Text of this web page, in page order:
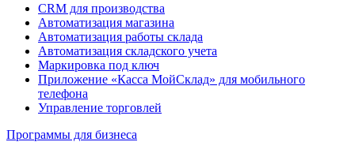
CRM для производства
Автоматизация магазина
Автоматизация работы склада
Автоматизация складского учета
Маркировка под ключ
Приложение «Касса МойСклад» для мобильного
телефона
Управление торговлей
Программы для бизнеса